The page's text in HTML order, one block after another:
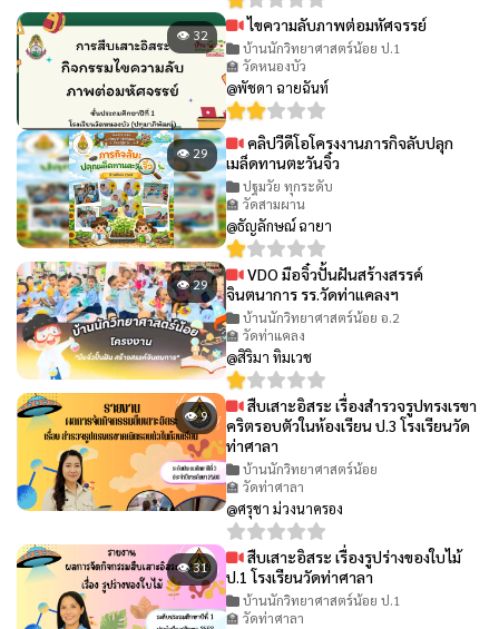
👁 32 ไขความลับภาพต่อมหัศจรรย์
บ้านนักวิทยาศาสตร์น้อย ป.1
🏫 วัดหนองบัว
@พัชดา ฉายฉันท์
👁 29
คลิปวีดีโอโครงงานภารกิจลับปลุก
เมล็ดทานตะวันจิ๋ว
ปฐมวัย ทุกระดับ
🏫 วัดสามผาน
@ธัญลักษณ์ ฉายา
👁 29
VDO มือจิ๋วปั้นฝันสร้างสรรค์
จินตนาการ รร.วัดท่าแคลงฯ
บ้านนักวิทยาศาสตร์น้อย อ.2
🏫 วัดท่าแคลง
@สิริมา ทิมเวช
👁 9
สืบเสาะอิสระ เรื่องสำรวจรูปทรงเรขา
คริตรอบตัวในห้องเรียน ป.3 โรงเรียนวัด
ท่าศาลา
บ้านนักวิทยาศาสตร์น้อย
🏫 วัดท่าศาลา
@ศรุชา ม่วงนาครอง
👁 31
สืบเสาะอิสระ เรื่องรูปร่างของใบไม้
ป.1 โรงเรียนวัดท่าศาลา
บ้านนักวิทยาศาสตร์น้อย ป.1
🏫 วัดท่าศาลา